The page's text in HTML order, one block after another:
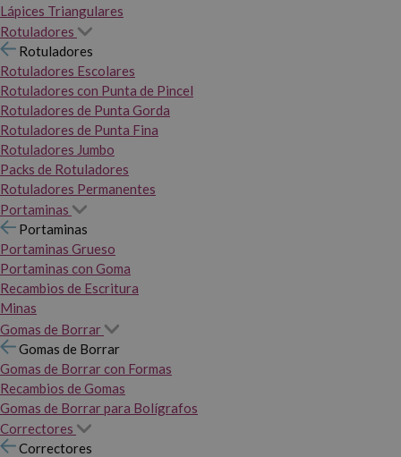
Lápices Triangulares
Rotuladores
Rotuladores
Rotuladores Escolares
Rotuladores con Punta de Pincel
Rotuladores de Punta Gorda
Rotuladores de Punta Fina
Rotuladores Jumbo
Packs de Rotuladores
Rotuladores Permanentes
Portaminas
Portaminas
Portaminas Grueso
Portaminas con Goma
Recambios de Escritura
Minas
Gomas de Borrar
Gomas de Borrar
Gomas de Borrar con Formas
Recambios de Gomas
Gomas de Borrar para Bolígrafos
Correctores
Correctores